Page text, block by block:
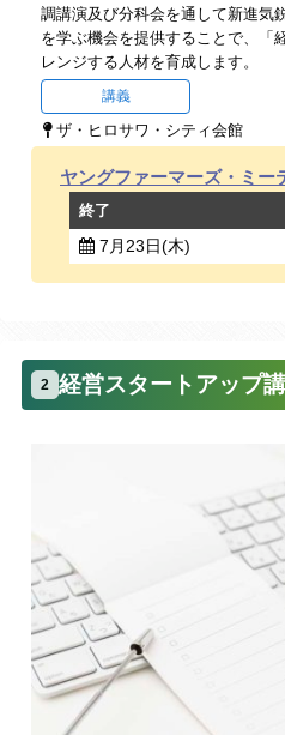
調講演及び分科会を通して新進気
を学ぶ機会を提供することで、「
レンジする人材を育成します。
講義
ザ・ヒロサワ・シティ会館
ヤングファーマーズ・ミー
終了
7月23日(木)
2 経営スタートアップ